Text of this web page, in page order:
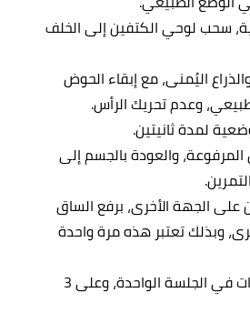
سحب لوحي الكتفين إلى الخلف
اليُمنى، مع إبقاء الحوض
وعدم تحريك الرأس.
لمدة ثانيتين.
والعودة بالجسم إلى
على الجهة الأخرى، برفع الساق
وبذلك تعتبر هذه مرة واحدة
تكرار التمرين 10 مرات في الجلسة الواحدة، وعلى 3